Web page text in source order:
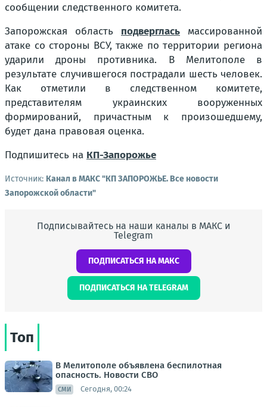
сообщении следственного комитета.
Запорожская область подверглась массированной
атаке со стороны ВСУ, также по территории региона
ударили дроны противника. В Мелитополе в
результате случившегося пострадали шесть человек.
Как отметили в следственном комитете,
представителям украинских вооруженных
формирований, причастным к произошедшему,
будет дана правовая оценка.
Подпишитесь на КП-Запорожье
Источник: Канал в МАКС "КП ЗАПОРОЖЬЕ. Все новости
Запорожской области"
Подписывайтесь на наши каналы в МАКС и
Telegram
ПОДПИСАТЬСЯ НА МАКС
ПОДПИСАТЬСЯ НА TELEGRAM
Топ
В Мелитополе объявлена беспилотная
опасность. Новости СВО
СМИ Сегодня, 00:24